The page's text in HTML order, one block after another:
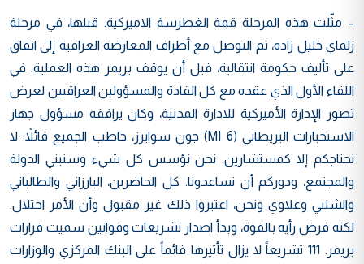
– مثّلت هذه المرحلة قمة الغطرسة الاميركية. قبلها، في مرحلة
زلماي خليل زاده، تم التوصل مع أطراف المعارضة العراقية إلى اتفاق
على تأليف حكومة انتقالية، قبل أن يوقف بريمر هذه العملية. في
اللقاء الأول الذي عقده مع كل القادة والمسؤولين العراقيين لعرض
تصور الإدارة الأميركية للادارة المدنية، وكان يرافقه مسؤول جهاز
الاستخبارات البريطاني (MI 6) جون سوايرز، خاطب الجميع قائلاً: لا
نحتاجكم إلا كمستشارين. نحن نؤسس كل شيء وسنبني الدولة
والمجتمع، ودوركم أن تساعدونا. كل الحاضرين، البارزاني والطالباني
والشلبي وعلاوي ونحن، اعتبروا ذلك غير مقبول وأن الأمر احتلال.
لكنه فرض رأيه بالقوة، وبدأ اصدار تشريعات وقوانين سميت قرارات
بريمر. 111 تشريعاً لا يزال تأثيرها قائماً على البنك المركزي والوزارات